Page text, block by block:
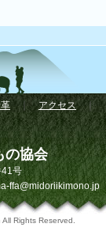
｜アクセス｜
の協会
号
ffa@midoriikimono.jp
Rights Reserved.